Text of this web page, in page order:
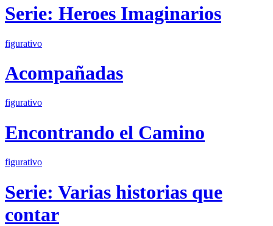
Serie: Heroes Imaginarios
figurativo
Acompañadas
figurativo
Encontrando el Camino
figurativo
Serie: Varias historias que
contar